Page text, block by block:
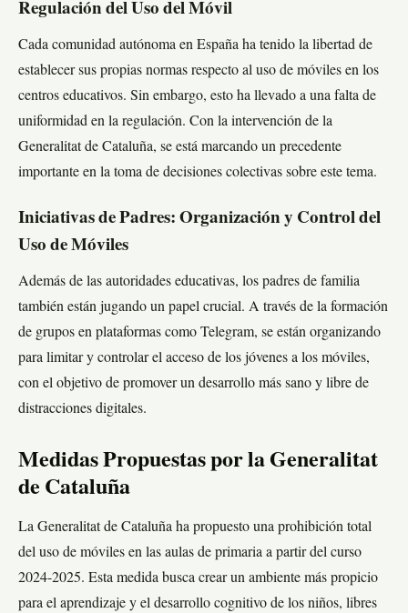
Regulación del Uso del Móvil
Cada comunidad autónoma en España ha tenido la libertad de
establecer sus propias normas respecto al uso de móviles en los
centros educativos. Sin embargo, esto ha llevado a una falta de
uniformidad en la regulación. Con la intervención de la
Generalitat de Cataluña, se está marcando un precedente
importante en la toma de decisiones colectivas sobre este tema.
Iniciativas de Padres: Organización y Control del
Uso de Móviles
Además de las autoridades educativas, los padres de familia
también están jugando un papel crucial. A través de la formación
de grupos en plataformas como Telegram, se están organizando
para limitar y controlar el acceso de los jóvenes a los móviles,
con el objetivo de promover un desarrollo más sano y libre de
distracciones digitales.
Medidas Propuestas por la Generalitat
de Cataluña
La Generalitat de Cataluña ha propuesto una prohibición total
del uso de móviles en las aulas de primaria a partir del curso
2024-2025. Esta medida busca crear un ambiente más propicio
para el aprendizaje y el desarrollo cognitivo de los niños, libres